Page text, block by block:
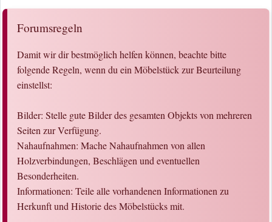
Forumsregeln
Damit wir dir bestmöglich helfen können, beachte bitte
folgende Regeln, wenn du ein Möbelstück zur Beurteilung
einstellst:
Bilder: Stelle gute Bilder des gesamten Objekts von mehreren
Seiten zur Verfügung.
Nahaufnahmen: Mache Nahaufnahmen von allen
Holzverbindungen, Beschlägen und eventuellen
Besonderheiten.
Informationen: Teile alle vorhandenen Informationen zu
Herkunft und Historie des Möbelstücks mit.